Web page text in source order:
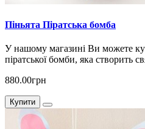
Піньята Піратська бомба
У нашому магазині Ви можете
піратської бомби, яка створить
880.00грн
Купити